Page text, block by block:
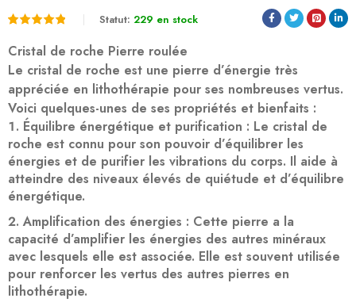
sur 5
basé
sur
notations
client
Statut: 229 en stock
Cristal de roche Pierre roulée
Le cristal de roche est une pierre d’énergie très
appréciée en lithothérapie pour ses nombreuses vertus.
Voici quelques-unes de ses propriétés et bienfaits :
Équilibre énergétique et purification : Le cristal de
roche est connu pour son pouvoir d’équilibrer les
énergies et de purifier les vibrations du corps. Il aide à
atteindre des niveaux élevés de quiétude et d’équilibre
énergétique.
Amplification des énergies : Cette pierre a la
capacité d’amplifier les énergies des autres minéraux
avec lesquels elle est associée. Elle est souvent utilisée
pour renforcer les vertus des autres pierres en
lithothérapie.